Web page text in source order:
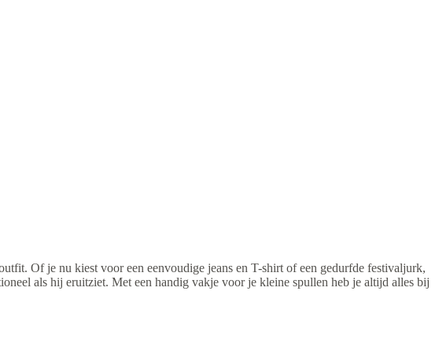
Of je nu kiest voor een eenvoudige jeans en T-shirt of een gedurfde festivaljurk,
als hij eruitziet. Met een handig vakje voor je kleine spullen heb je altijd alles bij